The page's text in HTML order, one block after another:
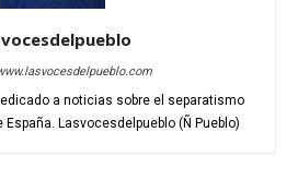
a noticias sobre el separatismo
Lasvocesdelpueblo (Ñ Pueblo)